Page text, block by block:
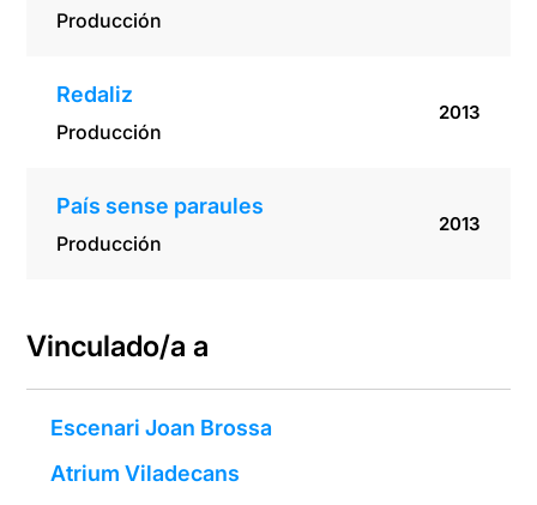
Producción
Redaliz
Producción
2013
País sense paraules
Producción
2013
Vinculado/a a
Escenari Joan Brossa
Atrium Viladecans